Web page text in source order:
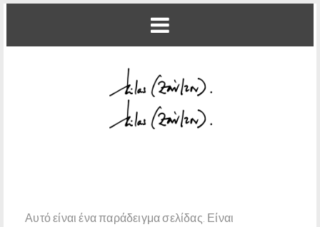
Αυτό είναι ένα παράδειγμα σελίδας. Είναι